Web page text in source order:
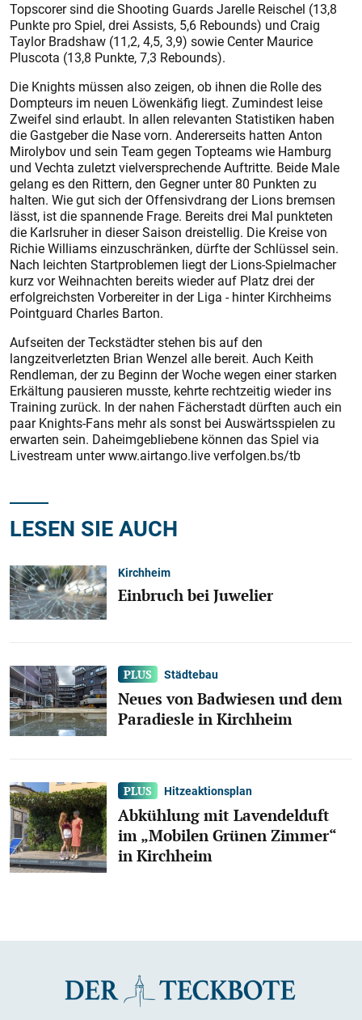
Topscorer sind die Shooting Guards Jarelle Reischel (13,8
Punkte pro Spiel, drei Assists, 5,6 Rebounds) und Craig
Taylor Bradshaw (11,2, 4,5, 3,9) sowie Center Maurice
Pluscota (13,8 Punkte, 7,3 Rebounds).
Die Knights müssen also zeigen, ob ihnen die Rolle des
Dompteurs im neuen Löwenkäfig liegt. Zumindest leise
Zweifel sind erlaubt. In allen relevanten Statistiken haben
die Gastgeber die Nase vorn. Andererseits hatten Anton
Mirolybov und sein Team gegen Topteams wie Hamburg
und Vechta zuletzt vielversprechende Auftritte. Beide Male
gelang es den Rittern, den Gegner unter 80 Punkten zu
halten. Wie gut sich der Offensivdrang der Lions bremsen
lässt, ist die spannende Frage. Bereits drei Mal punkteten
die Karlsruher in dieser Saison dreistellig. Die Kreise von
Richie Williams einzuschränken, dürfte der Schlüssel sein.
Nach leichten Startproblemen liegt der Lions-Spielmacher
kurz vor Weihnachten bereits wieder auf Platz drei der
erfolgreichsten Vorbereiter in der Liga - hinter Kirchheims
Pointguard Charles Barton.
Aufseiten der Teckstädter stehen bis auf den
langzeitverletzten Brian Wenzel alle bereit. Auch Keith
Rendleman, der zu Beginn der Woche wegen einer starken
Erkältung pausieren musste, kehrte rechtzeitig wieder ins
Training zurück. In der nahen Fächerstadt dürften auch ein
paar Knights-Fans mehr als sonst bei Auswärtsspielen zu
erwarten sein. Daheimgebliebene können das Spiel via
Livestream unter www.airtango.live verfolgen.bs/tb
LESEN SIE AUCH
Kirchheim
Einbruch bei Juwelier
Städtebau
Neues von Badwiesen und dem
Paradiesle in Kirchheim
Hitzeaktionsplan
Abkühlung mit Lavendelduft
im „Mobilen Grünen Zimmer“
in Kirchheim